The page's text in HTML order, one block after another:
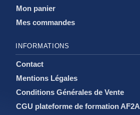
INFORMATIONS
Contact
Mentions Légales
Conditions Générales de Vente
CGU plateforme de formation AF2A
Mon panier
Mes commandes